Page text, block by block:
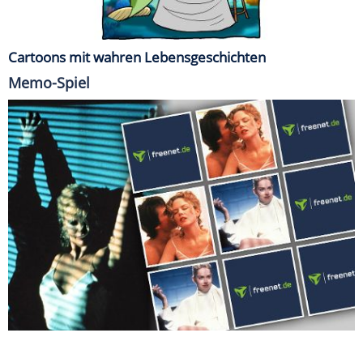
Cartoons mit wahren Lebensgeschichten
Memo-Spiel